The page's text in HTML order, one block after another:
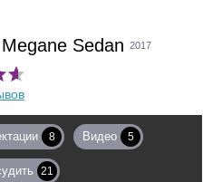
Sedan 2017
8 Видео 5
21